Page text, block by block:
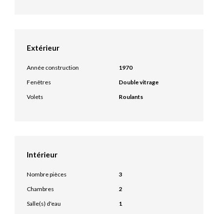
Extérieur
Année construction
1970
Fenêtres
Double vitrage
Volets
Roulants
Intérieur
Nombre pièces
3
Chambres
2
Salle(s) d'eau
1